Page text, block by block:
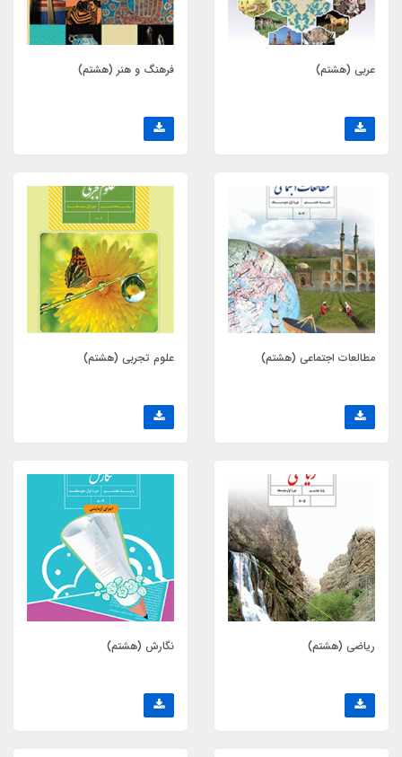
عربی (هشتم) فرهنگ و هنر (هشتم)
مطالعات اجتماعی (هشتم) علوم تجربی (هشتم)
ریاضی (هشتم) نگارش (هشتم)